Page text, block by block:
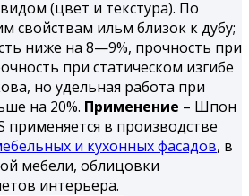
(цвет и текстура). По
свойствам ильм близок к дубу;
ниже на 8—9%, прочность при
при статическом изгибе
но удельная работа при
на 20%. Применение – Шпон
в производстве
и кухонных фасадов, в
мебели, облицовки
интерьера.